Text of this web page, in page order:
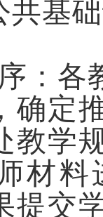
共基
：各
确定
教学
材料
提交